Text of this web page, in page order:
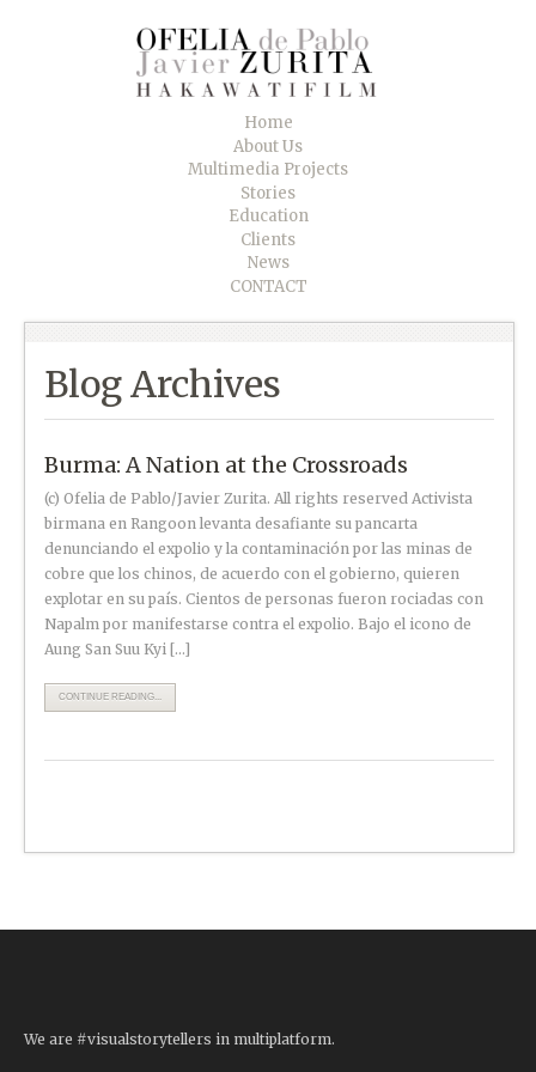
Home
About Us
Multimedia Projects
Stories
Education
Clients
News
CONTACT
Blog Archives
Burma: A Nation at the Crossroads
(c) Ofelia de Pablo/Javier Zurita. All rights reserved Activista
birmana en Rangoon levanta desafiante su pancarta
denunciando el expolio y la contaminación por las minas de
cobre que los chinos, de acuerdo con el gobierno, quieren
explotar en su país. Cientos de personas fueron rociadas con
Napalm por manifestarse contra el expolio. Bajo el icono de
Aung San Suu Kyi […]
CONTINUE READING...
We are #visualstorytellers in multiplatform.